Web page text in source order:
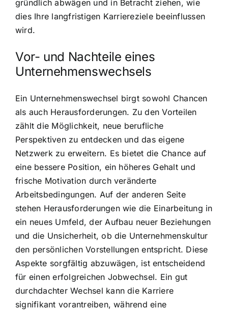
gründlich abwägen und in Betracht ziehen, wie
dies Ihre langfristigen Karriereziele beeinflussen
wird.
Vor- und Nachteile eines
Unternehmenswechsels
Ein Unternehmenswechsel birgt sowohl Chancen
als auch Herausforderungen. Zu den Vorteilen
zählt die Möglichkeit, neue berufliche
Perspektiven zu entdecken und das eigene
Netzwerk zu erweitern. Es bietet die Chance auf
eine bessere Position, ein höheres Gehalt und
frische Motivation durch veränderte
Arbeitsbedingungen. Auf der anderen Seite
stehen Herausforderungen wie die Einarbeitung in
ein neues Umfeld, der Aufbau neuer Beziehungen
und die Unsicherheit, ob die Unternehmenskultur
den persönlichen Vorstellungen entspricht. Diese
Aspekte sorgfältig abzuwägen, ist entscheidend
für einen erfolgreichen Jobwechsel. Ein gut
durchdachter Wechsel kann die Karriere
signifikant vorantreiben, während eine